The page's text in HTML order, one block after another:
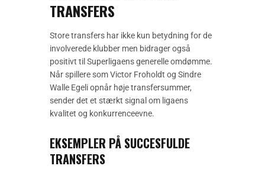
TRANSFERS
Store transfers har ikke kun betydning for de
involverede klubber men bidrager også
positivt til Superligaens generelle omdømme.
Når spillere som Victor Froholdt og Sindre
Walle Egeli opnår høje transfersummer,
sender det et stærkt signal om ligaens
kvalitet og konkurrenceevne.
EKSEMPLER PÅ SUCCESFULDE
TRANSFERS